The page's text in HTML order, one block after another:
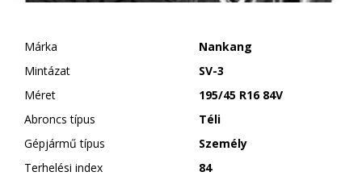
Márka
Nankang
Mintázat
SV-3
Méret
195/45 R16 84V
Abroncs típus
Téli
Gépjármű típus
Személy
Terhelési index
84